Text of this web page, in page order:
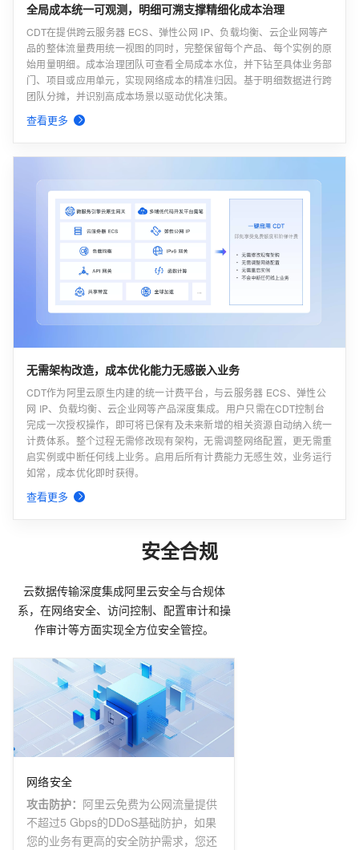
全局成本统一可观测，明细可溯支撑精细化成本治理
CDT在提供跨云服务器 ECS、弹性公网 IP、负载均衡、云企业网等产
品的整体流量费用统一视图的同时，完整保留每个产品、每个实例的原
始用量明细。成本治理团队可查看全局成本水位，并下钻至具体业务部
门、项目或应用单元，实现网络成本的精准归因。基于明细数据进行跨
团队分摊，并识别高成本场景以驱动优化决策。
查看更多
无需架构改造，成本优化能力无感嵌入业务
CDT作为阿里云原生内建的统一计费平台，与云服务器 ECS、弹性公
网 IP、负载均衡、云企业网等产品深度集成。用户只需在CDT控制台
完成一次授权操作，即可将已保有及未来新增的相关资源自动纳入统一
计费体系。整个过程无需修改现有架构，无需调整网络配置，更无需重
启实例或中断任何线上业务。启用后所有计费能力无感生效，业务运行
如常，成本优化即时获得。
查看更多
安全合规
云数据传输深度集成阿里云安全与合规体
系，在网络安全、访问控制、配置审计和操
作审计等方面实现全方位安全管控。
网络安全
攻击防护： 阿里云免费为公网流量提供
不超过5 Gbps的DDoS基础防护，如果
您的业务有更高的安全防护需求，您还